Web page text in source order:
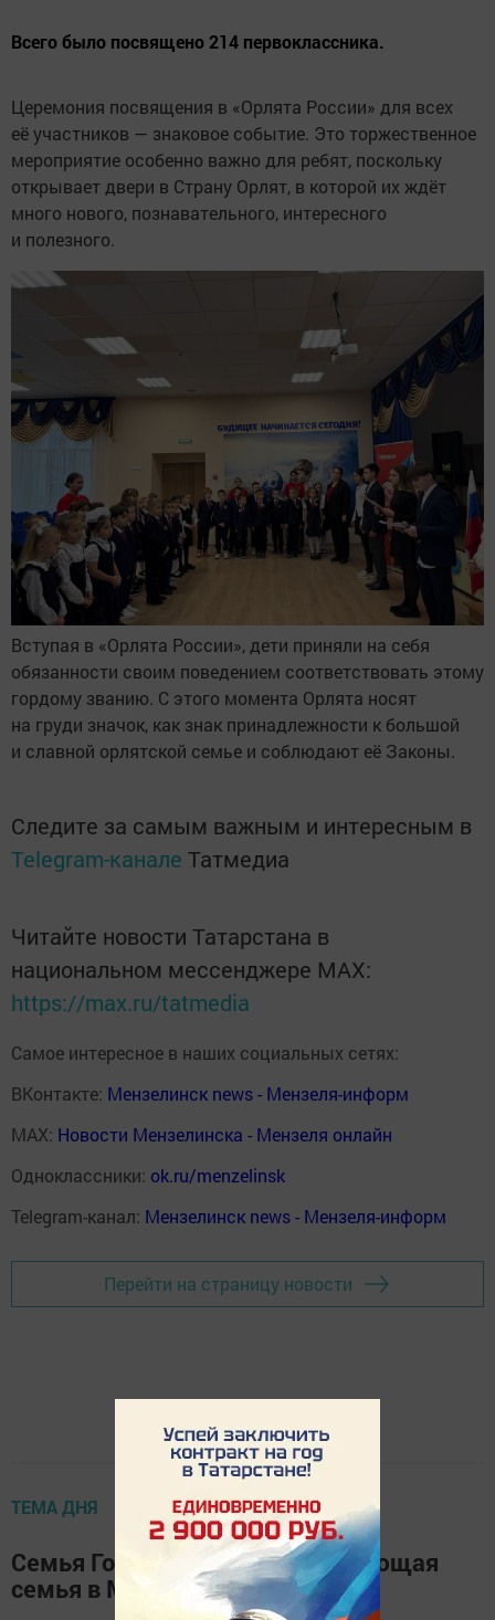
Всего было посвящено 214 первоклассника.
Церемония посвящения в «Орлята России» для всех
её участников — знаковое событие. Это торжественное
мероприятие особенно важно для ребят, поскольку
открывает двери в Страну Орлят, в которой их ждёт
много нового, познавательного, интересного
и полезного.
Вступая в «Орлята России», дети приняли на себя
обязанности своим поведением соответствовать этому
гордому званию. С этого момента Орлята носят
на груди значок, как знак принадлежности к большой
и славной орлятской семье и соблюдают её Законы.
Следите за самым важным и интересным в
Telegram-канале Татмедиа
Читайте новости Татарстана в
национальном мессенджере MАХ:
https://max.ru/tatmedia
Самое интересное в наших социальных сетях:
ВКонтакте: Мензелинск news - Мензеля-информ
MAX: Новости Мензелинска - Мензеля онлайн
Одноклассники: ok.ru/menzelinsk
Telegram-канал: Мензелинск news - Мензеля-информ
Перейти на страницу новости
ТЕМА ДНЯ
Семья Голяковых – самая читающая
семья в Мензелинске